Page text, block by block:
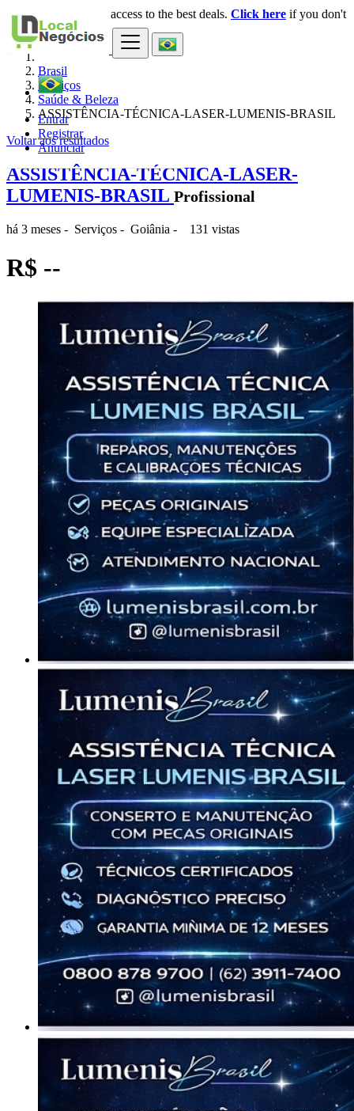
Entrar
Registrar
Anunciar
× Login for faster access to the best deals. Click here if you don't
have an account.
Brasil
Serviços
Saúde & Beleza
ASSISTÊNCIA-TÉCNICA-LASER-LUMENIS-BRASIL
Voltar aos resultados
ASSISTÊNCIA-TÉCNICA-LASER-
LUMENIS-BRASIL Profissional
há 3 meses - Serviços - Goiânia - 131 vistas
R$ --